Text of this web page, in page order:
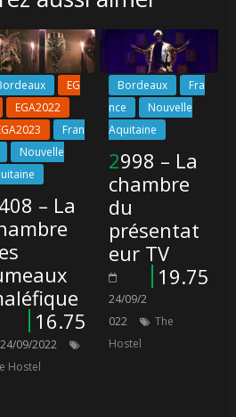
EG
EGA2022
Fran
Nouvelle
16.75
24/09/2022
Hostel
Bordeaux
Fra
nce
Nouvelle
Aquitaine
2998 – La
chambre
du
présentat
eur TV
19.75
24/09/2
022
The
Hostel